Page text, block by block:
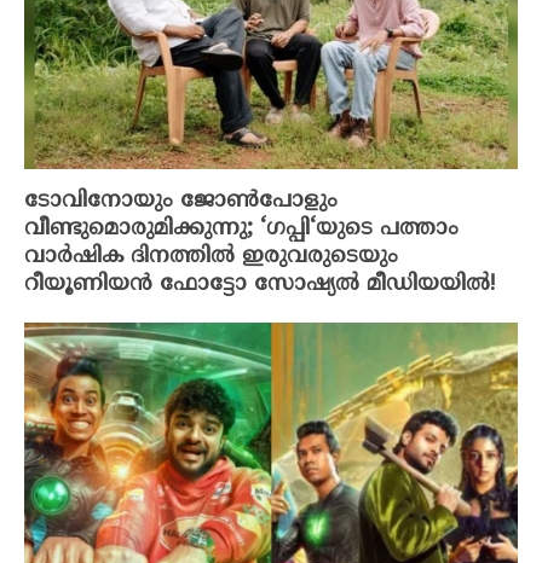
ടോവിനോയും ജോൺപോളും
വീണ്ടുമൊരുമിക്കുന്നു; ‘ഗപ്പി‘യുടെ പത്താം
വാർഷിക ദിനത്തിൽ ഇരുവരുടെയും
റീയൂണിയൻ ഫോട്ടോ സോഷ്യൽ മീഡിയയിൽ!